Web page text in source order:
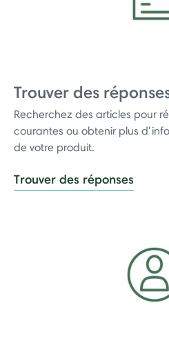
Trouver des
Recherchez des articles pour
courantes ou obtenir plus
de votre produit.
Trouver des réponses